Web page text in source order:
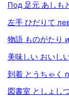
Под 足元 あしも
左手 ひだりて
物語 ものがたり
美味しい おいし
到着 とうちゃく
図書室 としょし